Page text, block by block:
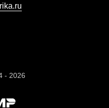
- 2026